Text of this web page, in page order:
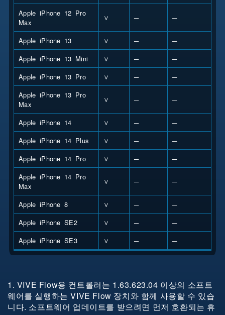
Apple iPhone 12 Pro
Max
∨ ─ ─
Apple iPhone 13 ∨ ─
─
Apple iPhone 13 Mini
∨ ─
─
Apple iPhone 13 Pro
∨ ─
─
Apple iPhone 13 Pro
Max
∨ ─ ─
Apple iPhone 14 ∨ ─
─
Apple iPhone 14 Plus
∨ ─
─
Apple iPhone 14 Pro
∨ ─
─
Apple iPhone 14 Pro
Max
∨ ─ ─
Apple iPhone 8 ∨ ─
─
Apple iPhone SE2
∨ ─
─
Apple iPhone SE3
∨ ─
─
Apple iPhone X
∨ ─
─
Apple iPhone XS
∨ ─
─
Apple iPhone XS Max
∨ ─
─
1. VIVE Flow용 컨트롤러는 1.63.623.04 이상의 소프트
웨어를 실행하는 VIVE Flow 장치와 함께 사용할 수 있습
니다. 소프트웨어 업데이트를 받으려면 먼저 호환되는 휴